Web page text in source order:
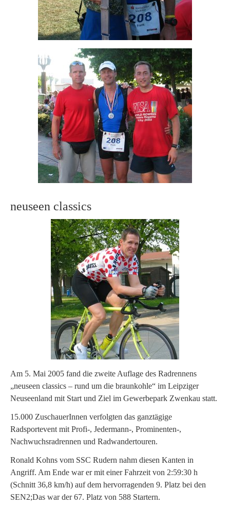
neuseen classics
Am 5. Mai 2005 fand die zweite Auflage des Radrennens
„neuseen classics – rund um die braunkohle“ im Leipziger
Neuseenland mit Start und Ziel im Gewerbepark Zwenkau statt.
15.000 ZuschauerInnen verfolgten das ganztägige
Radsportevent mit Profi-, Jedermann-, Prominenten-,
Nachwuchsradrennen und Radwandertouren.
Ronald Kohns vom SSC Rudern nahm diesen Kanten in
Angriff. Am Ende war er mit einer Fahrzeit von 2:59:30 h
(Schnitt 36,8 km/h) auf dem hervorragenden 9. Platz bei den
SEN2;Das war der 67. Platz von 588 Startern.